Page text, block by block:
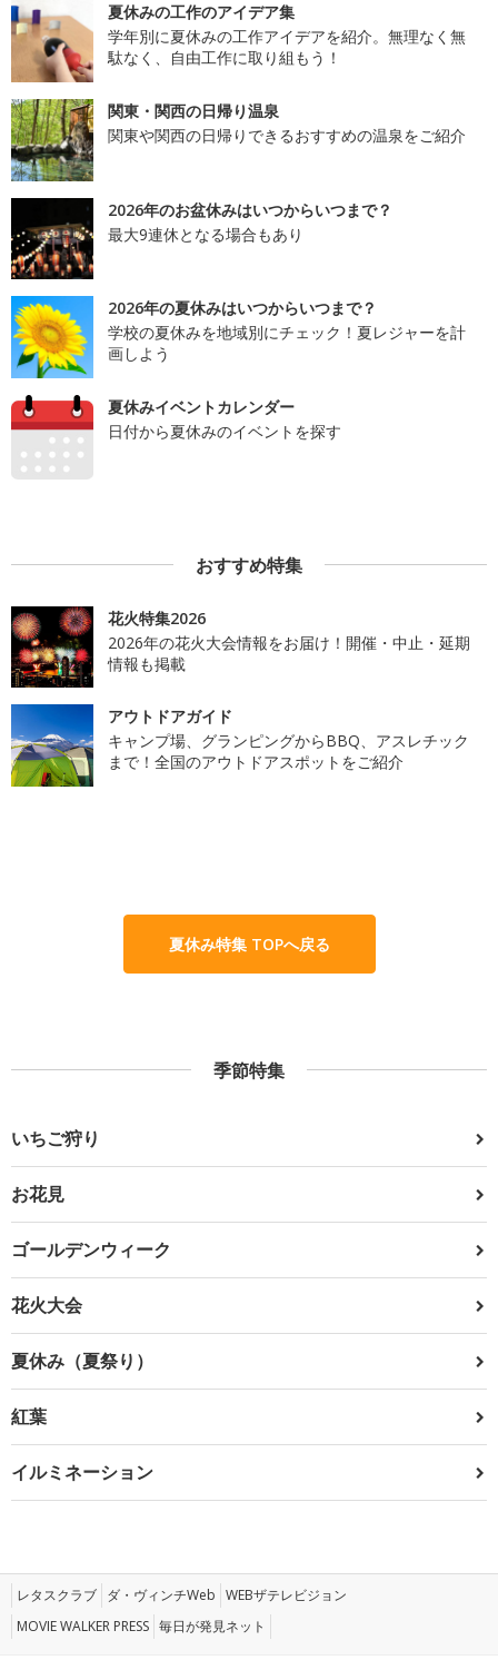
夏休みの工作のアイデア集
学年別に夏休みの工作アイデアを紹介。無理なく無
駄なく、自由工作に取り組もう！
関東・関西の日帰り温泉
関東や関西の日帰りできるおすすめの温泉をご紹介
2026年のお盆休みはいつからいつまで？
最大9連休となる場合もあり
2026年の夏休みはいつからいつまで？
学校の夏休みを地域別にチェック！夏レジャーを計
画しよう
夏休みイベントカレンダー
日付から夏休みのイベントを探す
おすすめ特集
花火特集2026
2026年の花火大会情報をお届け！開催・中止・延期
情報も掲載
アウトドアガイド
キャンプ場、グランピングからBBQ、アスレチック
まで！全国のアウトドアスポットをご紹介
夏休み特集 TOPへ戻る
季節特集
いちご狩り
お花見
ゴールデンウィーク
花火大会
夏休み（夏祭り）
紅葉
イルミネーション
レタスクラブ ダ・ヴィンチWeb WEBザテレビジョン
MOVIE WALKER PRESS 毎日が発見ネット